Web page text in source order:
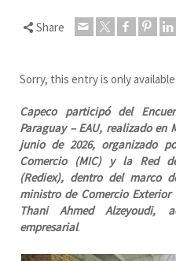
Share
Sorry, this entry is only
Capeco participó del
Paraguay – EAU, realizado en
junio de 2026, organizado
Comercio (MIC) y la Red
(Rediex), dentro del marco
ministro de Comercio
Thani Ahmed Alzeyoudi,
empresarial.